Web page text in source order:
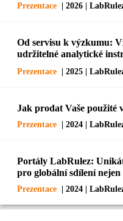
Prezentace | 2026 |
Od servisu k výzkumu:
udržitelné analytické
Prezentace | 2025 |
Jak prodat Vaše použité
Prezentace | 2024 |
Portály LabRulez:
pro globální sdílení nejen
Prezentace | 2024 |